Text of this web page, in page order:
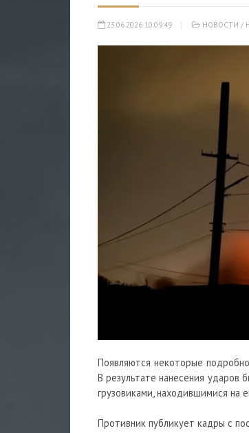
23.06.2026 10:09:49 НОВОСТИ /
Появляются некоторые
В результате нанесения ударов
грузовиками, находившимися на
Противник публикует кадры с